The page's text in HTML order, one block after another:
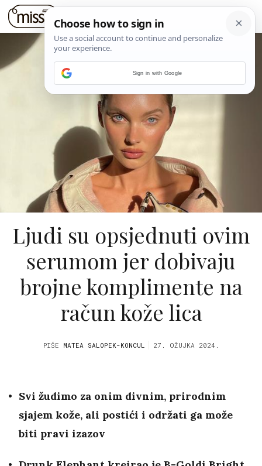
Ljudi su opsjednuti ovim
serumom jer dobivaju
brojne komplimente na
račun kože lica
PIŠE MATEA SALOPEK-KONCUL 27. OŽUJKA 2024.
Svi žudimo za onim divnim, prirodnim
sjajem kože, ali postići i održati ga može
biti pravi izazov
Sign in with Google